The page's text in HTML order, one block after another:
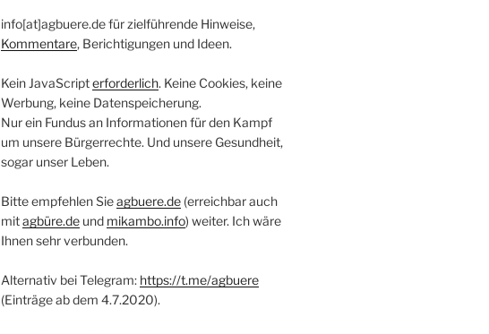
info[at]agbuere.de für zielführende Hinweise,
Kommentare, Berichtigungen und Ideen.
Kein JavaScripterforderlich. Keine Cookies, keine
Werbung, keine Datenspeicherung.
Nur ein Fundus an Informationen für den Kampf
um unsere Bürgerrechte. Und unsere Gesundheit,
sogar unser Leben.
Bitte empfehlen Sieagbuere.de(erreichbar auch
mitagbüre.deund mikambo.info) weiter. Ich wäre
Ihnen sehr verbunden.
Alternativ bei Telegram: https://t.me/agbuere
(Einträge ab dem 4.7.2020).